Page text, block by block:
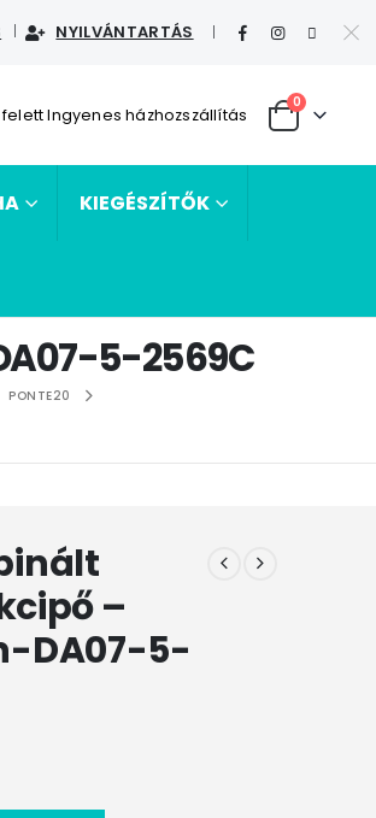
NYILVÁNTARTÁS |
felett Ingyenes házhozszállítás
0
KIEGÉSZÍTŐK
5-2569C
PONTE20
–
DA07-5-